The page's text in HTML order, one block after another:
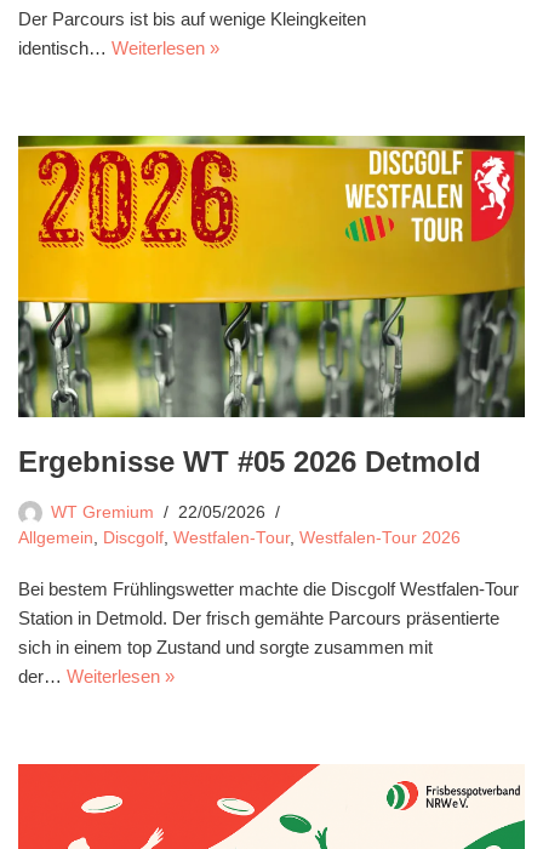
Der Parcours ist bis auf wenige Kleingkeiten
identisch… Weiterlesen »
Ergebnisse WT #05 2026 Detmold
WT Gremium
22/05/2026
Allgemein
Discgolf Westfalen-Tour, Westfalen-Tour 2026
Bei bestem Frühlingswetter machte die Discgolf Westfalen-Tour
Station in Detmold. Der frisch gemähte Parcours präsentierte
sich in einem top Zustand und sorgte zusammen mit
der… Weiterlesen »